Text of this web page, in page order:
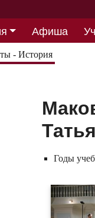
Афиша
- История
Годы